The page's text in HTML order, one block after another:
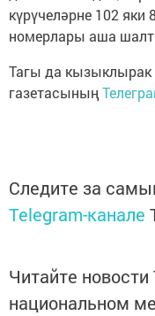
күрүчеләрне 102 яки
номерлары аша
Тагы да
газетасының
Следите за
Telegram-канале
Читайте новости
национальном